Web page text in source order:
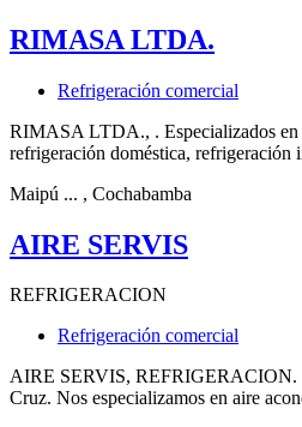
RIMASA LTDA.
Refrigeración comercial
RIMASA LTDA., . Especializados en
refrigeración doméstica, refrigeración
Maipú ... , Cochabamba
AIRE SERVIS
REFRIGERACION
Refrigeración comercial
AIRE SERVIS, REFRIGERACION.
Cruz. Nos especializamos en aire